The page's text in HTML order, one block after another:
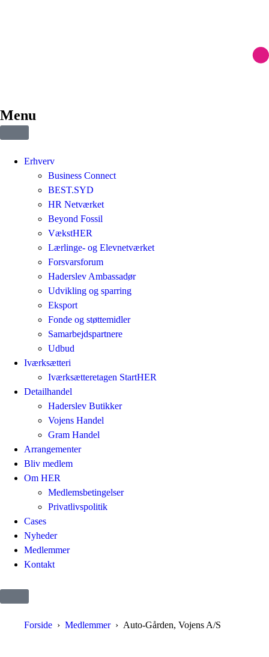
Menu
Erhverv
Business Connect
BEST.SYD
HR Netværket
Beyond Fossil
VækstHER
Lærlinge- og Elevnetværket
Forsvarsforum
Haderslev Ambassadør
Udvikling og sparring
Eksport
Fonde og støttemidler
Samarbejdspartnere
Udbud
Iværksætteri
Iværksætteretagen StartHER
Detailhandel
Haderslev Butikker
Vojens Handel
Gram Handel
Arrangementer
Bliv medlem
Om HER
Medlemsbetingelser
Privatlivspolitik
Cases
Nyheder
Medlemmer
Kontakt
Forside Medlemmer Auto-Gården, Vojens A/S